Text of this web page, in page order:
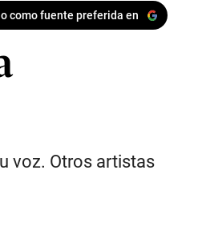
como fuente preferida en
voz. Otros artistas